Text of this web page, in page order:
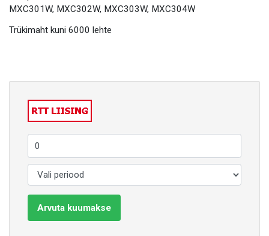
MXC301W, MXC302W, MXC303W, MXC304W
Trükimaht kuni 6000 lehte
Arvuta kuumakse